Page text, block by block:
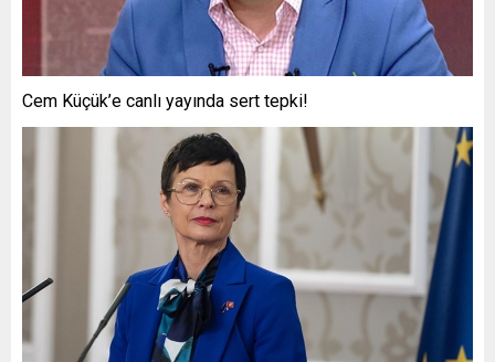
Cem Küçük’e canlı yayında sert tepki!